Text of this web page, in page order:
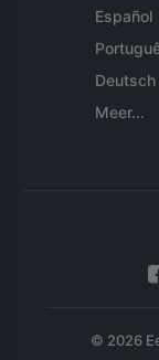
Español
Deutsch
Meer...
© 2026